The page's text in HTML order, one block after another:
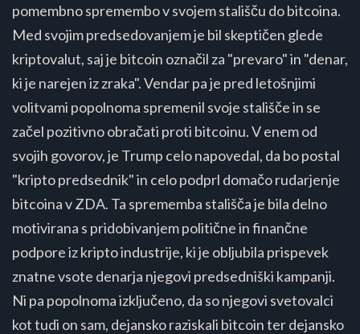
pomembno spremembo v svojem stališču do bitcoina.
Med svojim predsedovanjem je bil skeptičen glede
kriptovalut, saj je bitcoin označil za "prevaro" in "denar,
ki je narejen iz zraka"​​. Vendar pa je pred letošnjimi
volitvami popolnoma spremenil svoje stališče in se
začel pozitivno obračati proti bitcoinu. V enem od
svojih govorov, je Trump celo napovedal, da bo postal
"kripto predsednik" in celo podprl domačo rudarjenje
bitcoina v ZDA​​​​. Ta sprememba stališča je bila delno
motivirana s pridobivanjem politične in finančne
podpore iz kripto industrije, ki je obljubila prispevek
znatne vsote denarja njegovi predsedniški kampanji​​.
Ni pa popolnoma izključeno, da so njegovi svetovalci
kot tudi on sam, dejansko raziskali bitcoin ter dejansko